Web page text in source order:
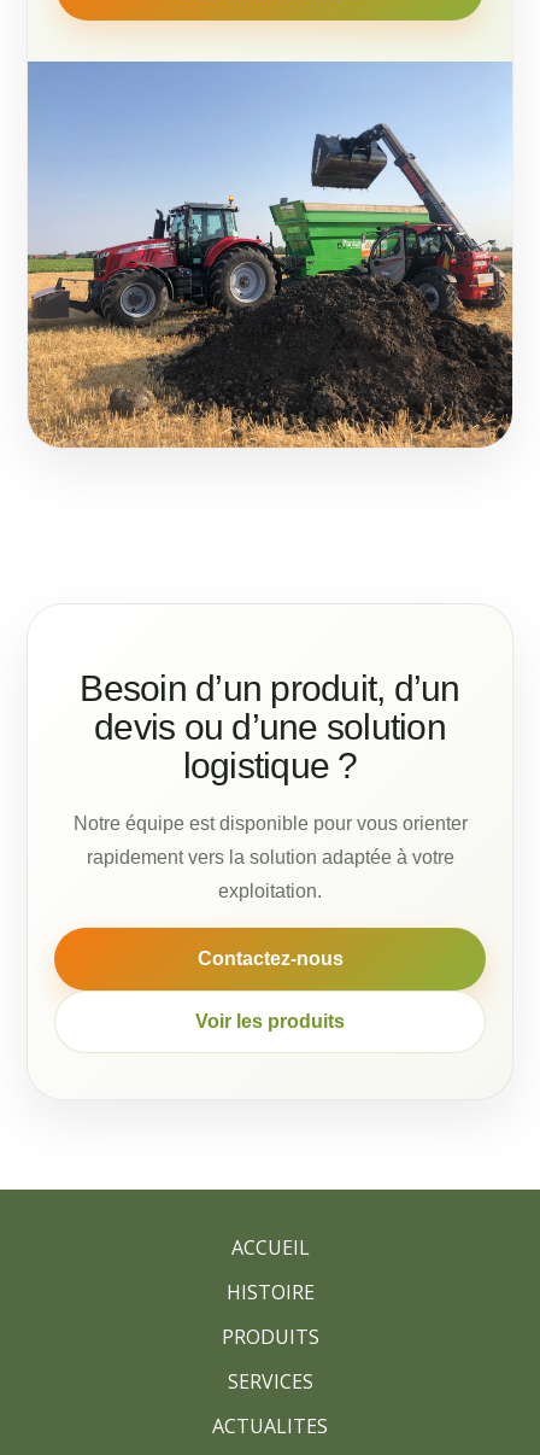
Besoin d’un produit, d’un
devis ou d’une solution
logistique ?
Notre équipe est disponible pour vous orienter
rapidement vers la solution adaptée à votre
exploitation.
Contactez-nous
Voir les produits
ACCUEIL
HISTOIRE
PRODUITS
SERVICES
ACTUALITES